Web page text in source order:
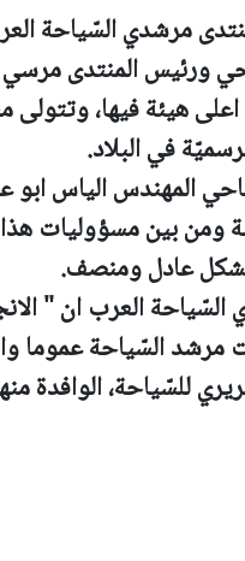
مرشدي السّياحة
ورئيس المنتدى
اعلى هيئة فيها،
في البلاد.
المهندس الياس
ومن بين مسؤوليات هذا
بشكل عادل ومنصف.
العرب ان "
مرشد السّياحة عموما
للسّياحة، الوافدة